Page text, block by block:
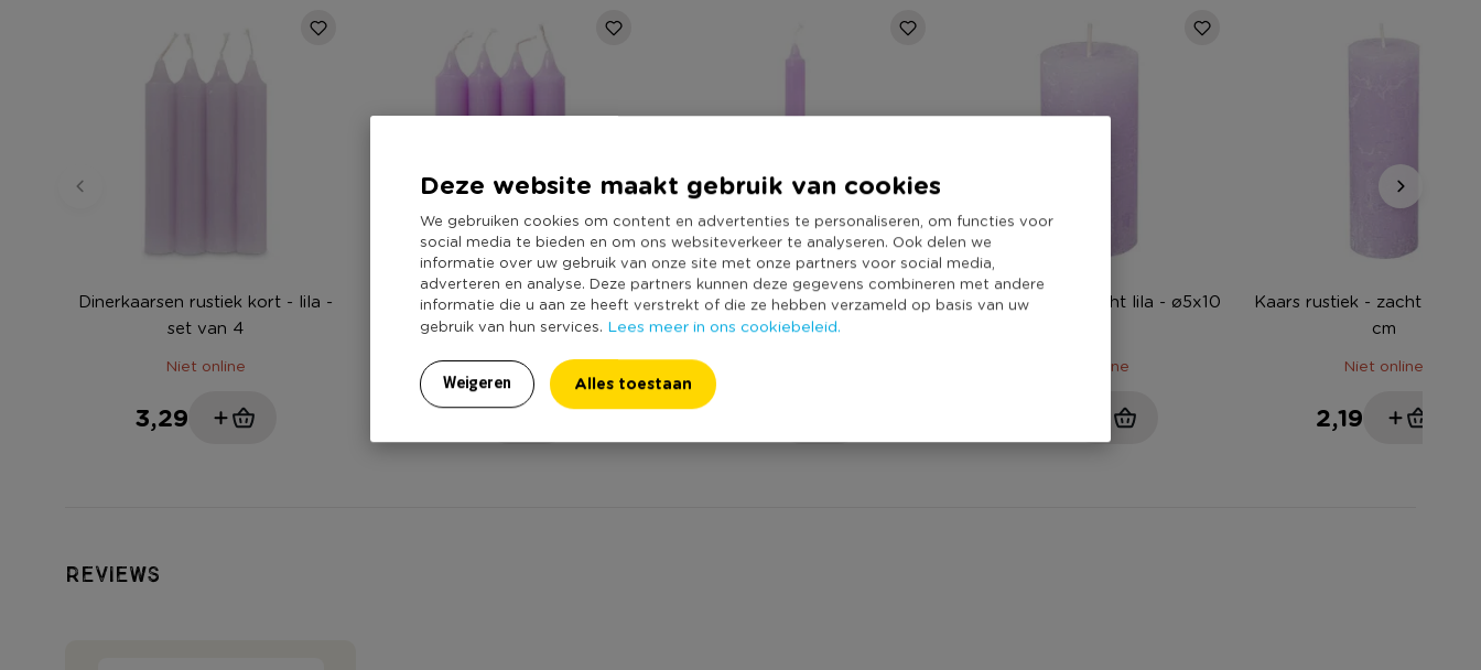
Deze website maakt gebruik van cookies
We gebruiken cookies om content en advertenties te personaliseren, om functies voor
social media te bieden en om ons websiteverkeer te analyseren. Ook delen we
informatie over uw gebruik van onze site met onze partners voor social media,
adverteren en analyse. Deze partners kunnen deze gegevens combineren met andere
informatie die u aan ze heeft verstrekt of die ze hebben verzameld op basis van uw
gebruik van hun services. Lees meer in ons cookiebeleid.
Weigeren Alles toestaan
Dinerkaarsen rustiek kort - lila -
set van 4
Niet online
3,29
Dinerkaarsen kort - zacht lila -
set van 4
Niet online
3,29
Dinerkaars rustiek - zacht lila -
24 cm
Kaars rustiek - zacht lila - ø5x10
Niet online
Kaars rustiek - zacht lila -
cm
Niet online
2,19
Reviews